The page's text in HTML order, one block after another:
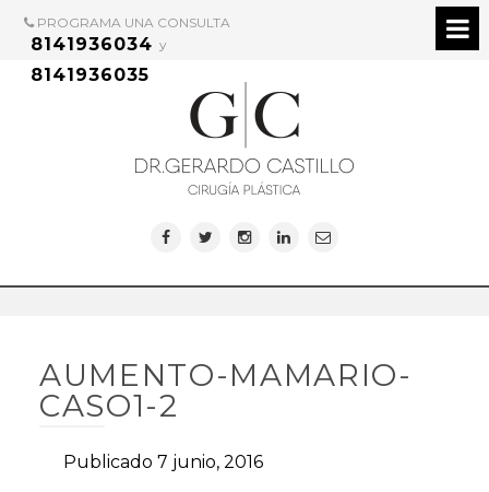
PROGRAMA UNA CONSULTA
8141936034 y
8141936035
AUMENTO-MAMARIO-
CASO1-2
Publicado 7 junio, 2016